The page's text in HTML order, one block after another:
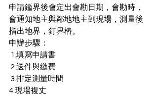
申請鑑界後會定出會勘日期，會勘時，
會通知地主與鄰地地主到現場，測量後
指出地界，釘界樁。
申辦步驟：
1.填寫申請書
2.送件與繳費
3.排定測量時間
4.現場複丈